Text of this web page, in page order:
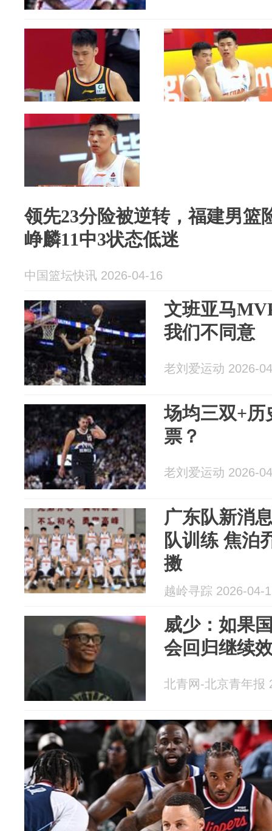
领先23分险被逆转，福建男篮
峥麟11中3状态低迷
中国篮坛快讯 2026-04-16
文班亚马
我们不同意
老刘爱运动 2026-
场均三双+历
票？
老刘爱运动 2026-
广东队新消
队训练 焦泊
擞
越岭寻踪 2026-04-
威少：如果
会回归继续
北青网-北京青年报